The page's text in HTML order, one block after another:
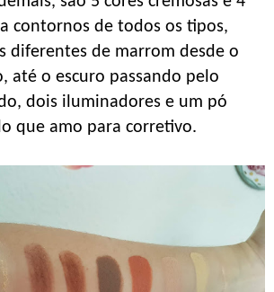
contornos de todos os tipos,
diferentes de marrom desde o
até o escuro passando pelo
dois iluminadores e um pó
que amo para corretivo.